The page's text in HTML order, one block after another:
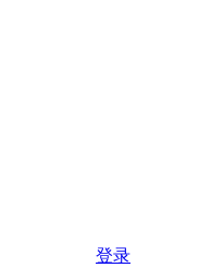
登录